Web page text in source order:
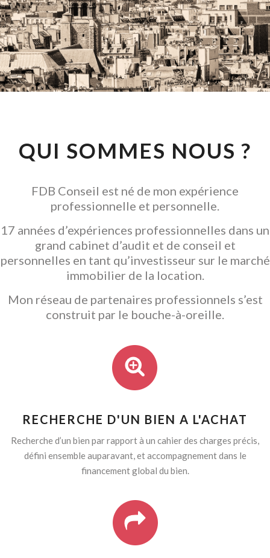
CONSEIL EN
INVESTISSEMENT
LOCATIF
GARANTIR L' ACQUISITION
QUI SOMMES NOUS ?
FDB Conseil est né de mon expérience
professionnelle et personnelle.
17 années d’expériences professionnelles dans un
grand cabinet d’audit et de conseil et
personnelles en tant qu’investisseur sur le marché
immobilier de la location.
Mon réseau de partenaires professionnels s’est
construit par le bouche-à-oreille.
RECHERCHE D'UN BIEN A L'ACHAT
Recherche d’un bien par rapport à un cahier des charges précis,
défini ensemble auparavant, et accompagnement dans le
financement global du bien.